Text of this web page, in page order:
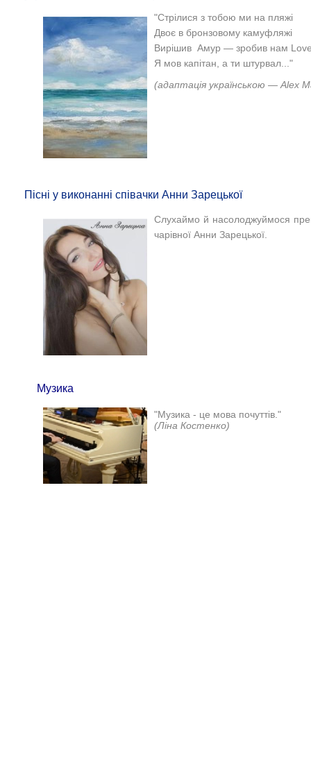
"Стрілися з тобою ми на пляжі
Двоє в бронзовому камуфляжі
Вирішив Амур — зробив нам
Я мов капітан, а ти штурвал..."
(адаптація українською — Аlex
Пісні у виконанні співачки Анни Зарецької
Слухаймо й насолоджуймося
чарівної Анни Зарецької.
Музика
"Музика - це мова почуттів."
(Ліна Костенко)